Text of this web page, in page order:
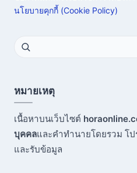
นโยบายคุกกี้ (Cookie Policy)
หมายเหตุ
เนื้อหาบนเว็บไซต์
บุคคลและคำทำนายโดยรวม โป
และรับข้อมูล